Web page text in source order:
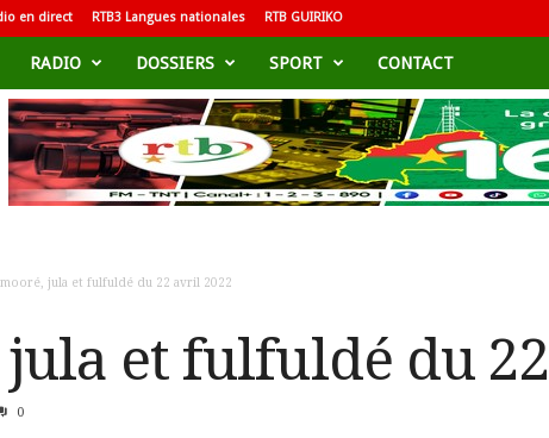
en direct RTB3 Langues nationales RTB GUIRIKO
RADIO DOSSIERS SPORT CONTACT
jula et fulfuldé du 22 avril 2022
jula et fulfuldé du
0